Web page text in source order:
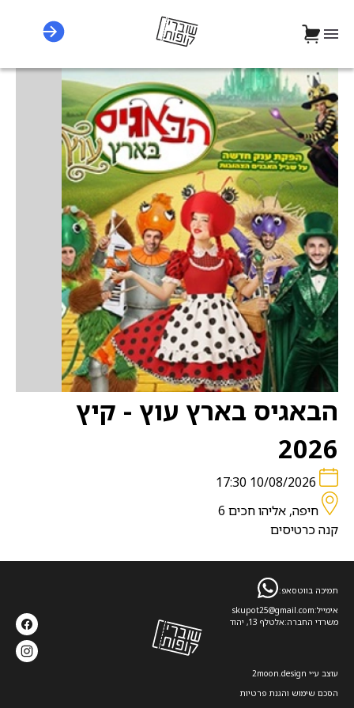
הבאגיס בארץ עוץ - קיץ
2026
10/08/2026 17:30
חיפה, אליהו חכים 6
קנה כרטיסים
תמיכה בווטסאפ:
skupot25@gmail.comאימייל:
אלטלף 13, יהודמשרדי החברה:
עוצב ע׳׳י 2moon.design
הסכם שימוש והגנת פרטיות